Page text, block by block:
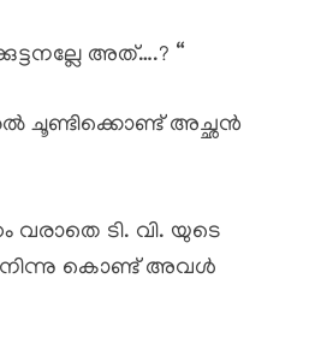
അത്….? “
ചൂണ്ടിക്കൊണ്ട് അച്ഛൻ
വരാതെ ടി. വി. യുടെ
നിന്നു കൊണ്ട് അവൾ